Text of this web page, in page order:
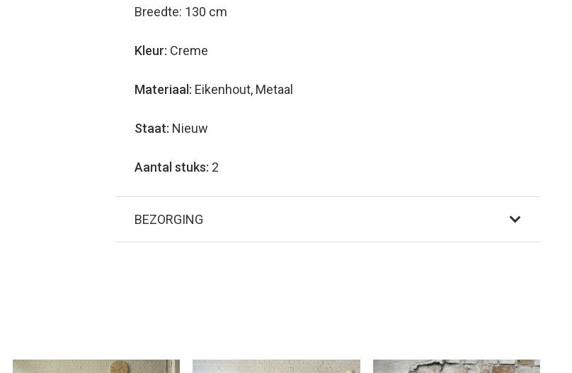
Breedte: 130 cm
Kleur: Creme
Materiaal: Eikenhout, Metaal
Staat: Nieuw
Aantal stuks: 2
BEZORGING